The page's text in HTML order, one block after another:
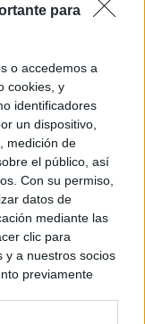
para
o accedemos a
cookies, y
identificadores
un dispositivo,
medición de
el público, así
Con su permiso,
datos de
mediante las
clic para
y a nuestros socios
previamente